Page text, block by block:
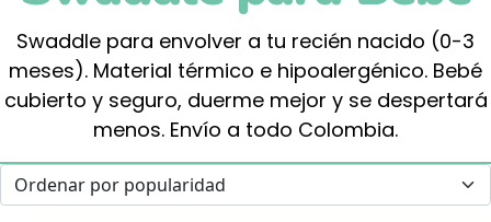
Swaddle para envolver a tu recién nacido (0-3
meses). Material térmico e hipoalergénico. Bebé
cubierto y seguro, duerme mejor y se despertará
menos. Envío a todo Colombia.